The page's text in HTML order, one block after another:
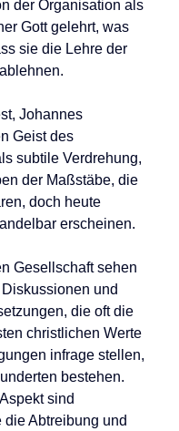
der Organisation als
Gott gelehrt, was
sie die Lehre der
Johannes
Geist des
subtile Verdrehung,
der Maßstäbe, die
doch heute
erscheinen.
Gesellschaft sehen
und
die oft die
christlichen Werte
infrage stellen,
bestehen.
sind
die Abtreibung und